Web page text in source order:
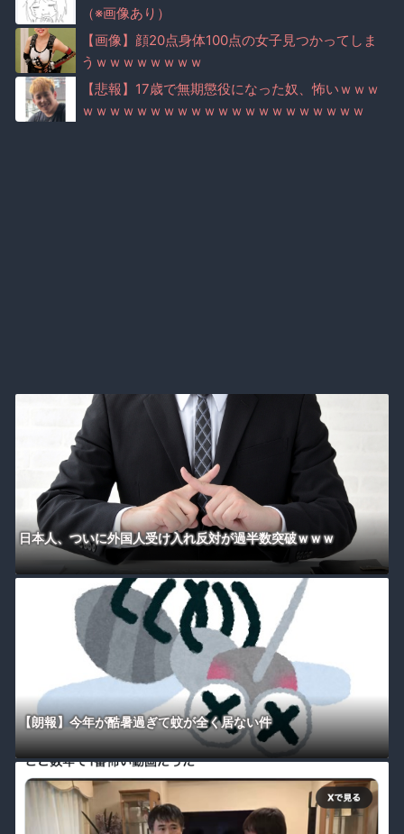
（※画像あり）
【画像】顔20点身体100点の女子見つかってしま
うｗｗｗｗｗｗｗｗ
【悲報】17歳で無期懲役になった奴、怖いｗｗｗ
ｗｗｗｗｗｗｗｗｗｗｗｗｗｗｗｗｗｗｗｗｗ
日本人、ついに外国人受け入れ反対が過半数突破ｗｗｗ
【朗報】今年が酷暑過ぎて蚊が全く居ない件